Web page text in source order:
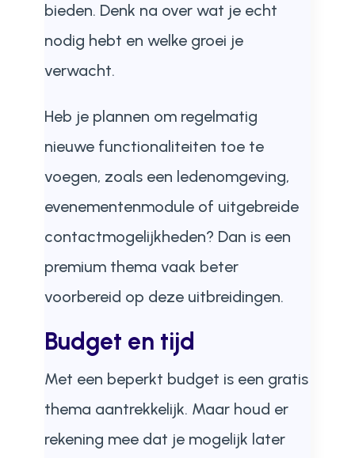
bieden. Denk na over wat je echt
nodig hebt en welke groei je
verwacht.
Heb je plannen om regelmatig
nieuwe functionaliteiten toe te
voegen, zoals een ledenomgeving,
evenementenmodule of uitgebreide
contactmogelijkheden? Dan is een
premium thema vaak beter
voorbereid op deze uitbreidingen.
Budget en tijd
Met een beperkt budget is een gratis
thema aantrekkelijk. Maar houd er
rekening mee dat je mogelijk later